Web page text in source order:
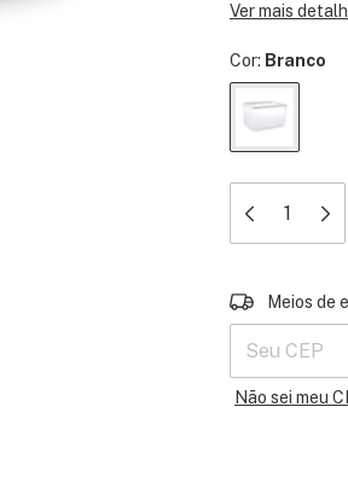
Ver mais
Cor: Branco
Entregas para
Meios de
Não sei meu